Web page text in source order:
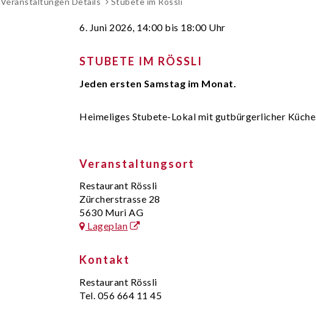
6. Juni 2026, 14:00 bis 18:00 Uhr
STUBETE IM RÖSSLI
Jeden ersten Samstag im Monat.
Heimeliges Stubete-Lokal mit gutbürgerlicher Küche.
Veranstaltungsort
Restaurant Rössli
Zürcherstrasse 28
5630 Muri AG
Lageplan
Kontakt
Restaurant Rössli
Tel. 056 664 11 45